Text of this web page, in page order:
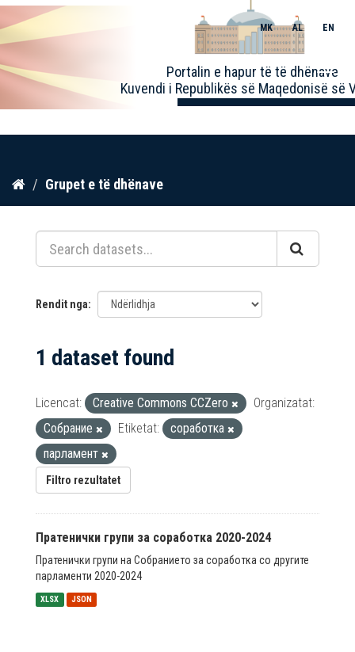
Kalo
përmbajtja
Portalin e hapur të të dhënave
Kuvendi i Republikës së Maqedonisë së
MK AL EN
Toggle
Grupet e të dhënave
Rendit nga
1 dataset found
Licencat: Creative Commons CCZero
Organizatat:
Собрание
Etiketat:
соработка
парламент
Filtro rezultatet
Пратенички групи за соработка 2020-2024
Пратенички групи на Собранието за соработка со другите
парламенти 2020-2024
XLSX JSON